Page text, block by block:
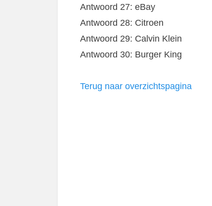
Antwoord 27: eBay
Antwoord 28: Citroen
Antwoord 29: Calvin Klein
Antwoord 30: Burger King
Terug naar overzichtspagina